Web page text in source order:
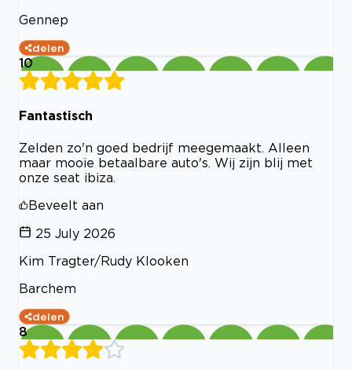
Gennep
delen
10
Fantastisch
Zelden zo'n goed bedrijf meegemaakt. Alleen
maar mooie betaalbare auto's. Wij zijn blij met
onze seat ibiza.
Beveelt aan
25 July 2026
Kim Tragter/Rudy Klooken
Barchem
delen
8